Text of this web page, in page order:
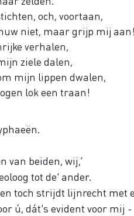
och, voortaan,
niet, maar grijp mij aan!
verhalen,
ziele dalen,
mijn lippen dwalen,
lok een traan!
van beiden, wij,’
tot de' ander.
toch strijdt lijnrecht met
ú, dát's evident voor mij -